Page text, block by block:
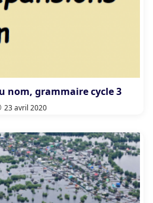
nom, grammaire cycle 3
23 avril 2020